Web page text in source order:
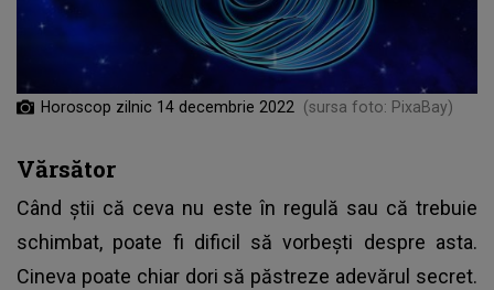
Horoscop zilnic 14 decembrie 2022 (sursa foto: PixaBay)
Vărsător
Când știi că ceva nu este în regulă sau că trebuie
schimbat, poate fi dificil să vorbești despre asta.
Cineva poate chiar dori să păstreze adevărul secret.